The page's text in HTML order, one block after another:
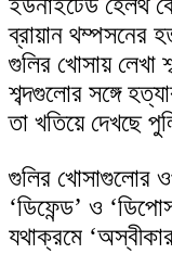
skin
ব্রায়ান থম্পসনের
গুলির খোসায় লেখা
শব্দগুলোর সঙ্গে
তা খতিয়ে দেখছে
গুলির খোসাগুলোর
‘ডিফেন্ড’ ও
যথাক্রমে